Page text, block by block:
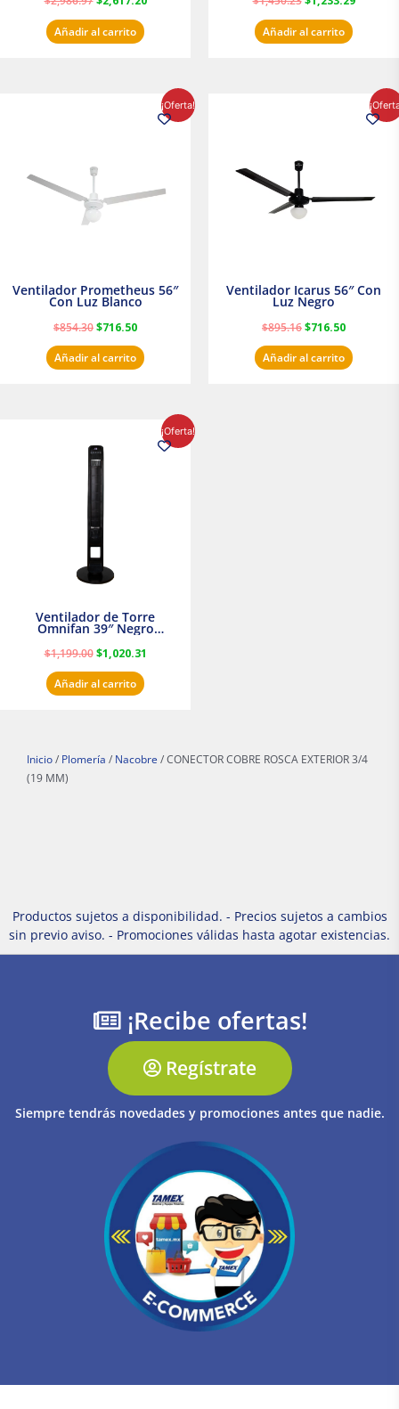
Añadir al carrito Añadir al carrito
¡Oferta!
Ventilador Prometheus 56″
Con Luz Blanco
$854.30$716.50
precio
actual
Añadir al carrito
Ventilador Icarus 56″ Con
Luz Negro
$895.16$716.50
precio
actual
Añadir al carrito
¡Oferta!
Ventilador de Torre
Omnifan 39″ Negro
$1,199.00
original
era:
$1,020.31
precio
actual
Añadir al carrito
Inicio / Plomería / Nacobre / CONECTOR COBRE ROSCA EXTERIOR 3/4
(19 MM)
Productos sujetos a disponibilidad. - Precios sujetos a cambios
sin previo aviso. - Promociones válidas hasta agotar existencias.
¡Recibe ofertas!
Regístrate
Siempre tendrás novedades y promociones antes que nadie.